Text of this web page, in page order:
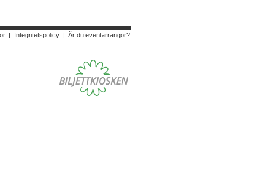
Integritetspolicy Är du eventarrangör?